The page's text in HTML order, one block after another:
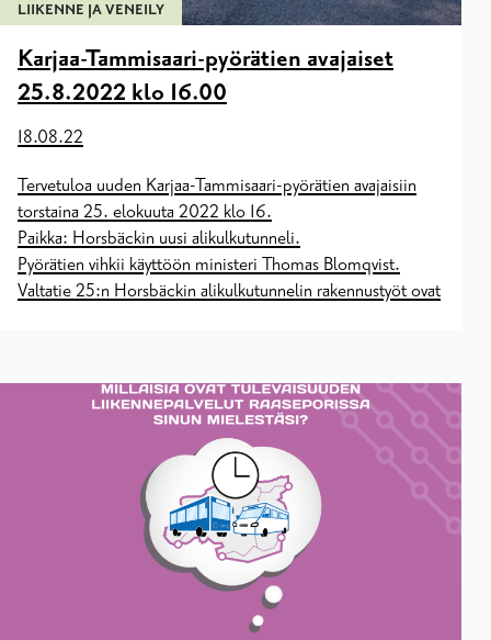
LIIKENNE JA VENEILY
Karjaa-Tammisaari-pyörätien avajaiset
25.8.2022 klo 16.00
18.08.22
Tervetuloa uuden Karjaa­-Tammisaari-pyörätien avajaisiin
torstaina 25. elokuuta 2022 klo 16.
Paikka: Horsbäckin uusi alikulkutunneli.
Pyörätien vihkii käyttöön ministeri Thomas Blomqvist.
Valtatie 25:n Horsbäckin alikulkutunnelin rakennustyöt ovat